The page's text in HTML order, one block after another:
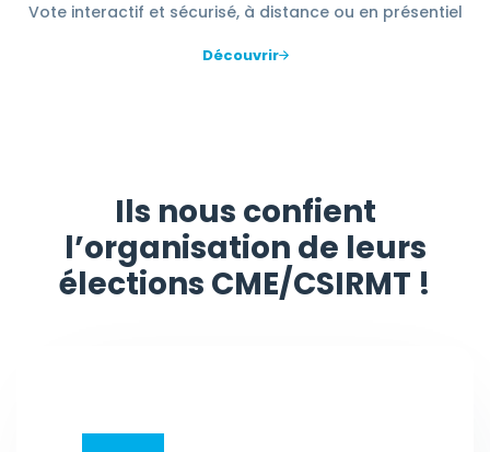
Vote interactif et sécurisé, à distance ou en présentiel
Découvrir
Ils nous confient
l’organisation de leurs
élections CME/CSIRMT !